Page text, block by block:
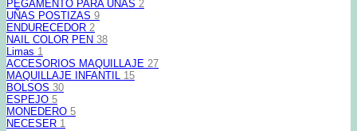
PEGAMENTO PARA UÑAS 2
UÑAS POSTIZAS 9
ENDURECEDOR 2
NAIL COLOR PEN 38
Limas 1
ACCESORIOS MAQUILLAJE 27
MAQUILLAJE INFANTIL 15
BOLSOS 30
ESPEJO 5
MONEDERO 5
NECESER 1